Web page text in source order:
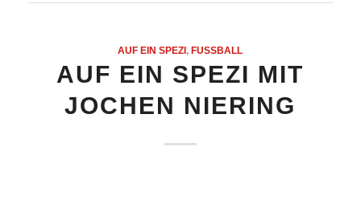
AUF EIN SPEZI , FUSSBALL
AUF EIN SPEZI MIT
JOCHEN NIERING